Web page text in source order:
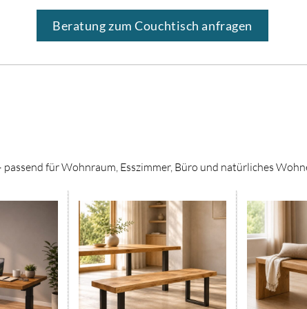
Beratung zum Couchtisch anfragen
für Wohnraum, Esszimmer, Büro und natürliches